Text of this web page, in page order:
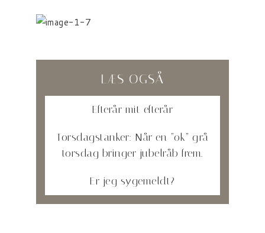
LÆS OGSÅ
Efterår mit efterår
Torsdagstanker: Når en “ok” grå
torsdag bringer jubelråb frem.
Er jeg sygemeldt?